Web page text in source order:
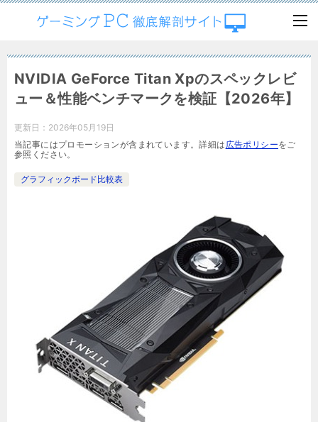
NVIDIA GeForce Titan Xpのスペックレビ
ュー＆性能ベンチマークを検証【2026年】
更新日： 2026年05月19日
当記事にはプロモーションが含まれています。詳細は 広告ポリシーをご
参照ください。
グラフィックボード比較表